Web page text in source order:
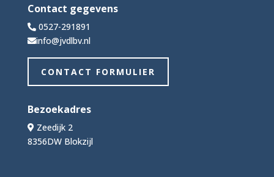
Contact gegevens
0527-291891
info@jvdlbv.nl
CONTACT FORMULIER
Bezoekadres
Zeedijk 2
8356DW Blokzijl